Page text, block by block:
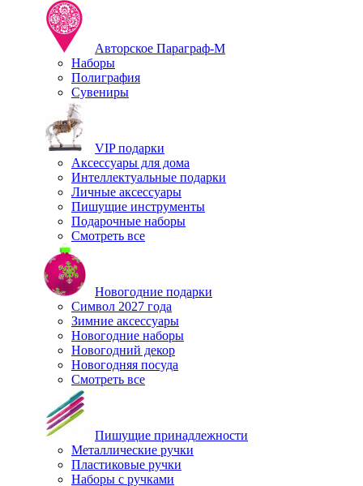
Авторское Параграф-М
Наборы
Полиграфия
Сувениры
VIP подарки
Аксессуары для дома
Интеллектуальные подарки
Личные аксессуары
Пишущие инструменты
Подарочные наборы
Смотреть все
Новогодние подарки
Символ 2027 года
Зимние аксессуары
Новогодние наборы
Новогодний декор
Новогодняя посуда
Смотреть все
Пишущие принадлежности
Металлические ручки
Пластиковые ручки
Наборы с ручками